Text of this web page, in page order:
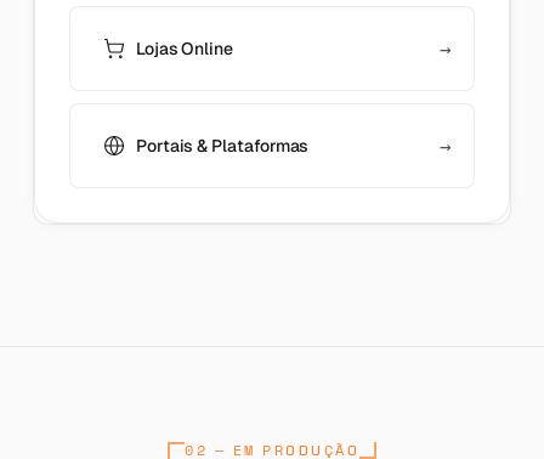
Lojas Online →
Portais & Plataformas →
02 — EM PRODUÇÃO